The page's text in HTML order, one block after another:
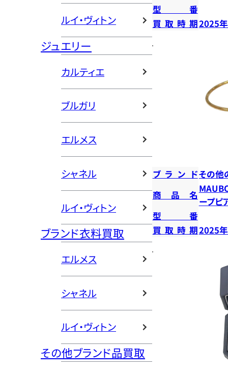
ルイ・ヴィトン
ジュエリー
カルティエ
ブルガリ
エルメス
シャネル
ルイ・ヴィトン
ブランド衣料買取
エルメス
シャネル
ルイ・ヴィトン
その他ブランド品買取
型番
買取時期2025
ブランドその他
商品名
ープピ
型番
買取時期2025